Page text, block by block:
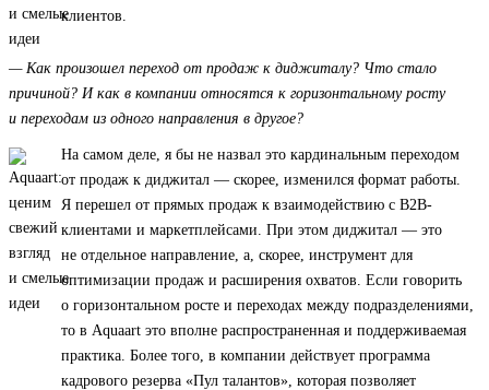
клиентов.
— Как произошел переход от продаж к диджиталу? Что стало
причиной? И как в компании относятся к горизонтальному росту
и переходам из одного направления в другое?
На самом деле, я бы не назвал это кардинальным переходом
от продаж к диджитал — скорее, изменился формат работы.
Я перешел от прямых продаж к взаимодействию с B2B-
клиентами и маркетплейсами. При этом диджитал — это
не отдельное направление, а, скорее, инструмент для
оптимизации продаж и расширения охватов. Если говорить
о горизонтальном росте и переходах между подразделениями,
то в Aquaart это вполне распространенная и поддерживаемая
практика. Более того, в компании действует программа
кадрового резерва «Пул талантов», которая позволяет